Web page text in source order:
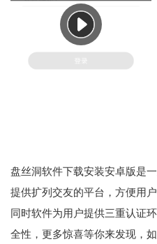
盘丝洞软件下载安装安卓版是
提供扩列交友的平台，方便用
同时软件为用户提供三重认证
全性，更多惊喜等你来发现，